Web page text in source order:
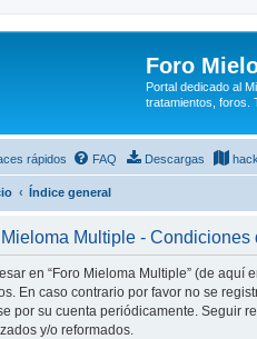
Foro
Portal dedicado al
tratamientos, foros.
rápidos FAQ Descargas
Índice general
Multiple - Condiciones
en “Foro Mieloma Multiple” (de aquí
En caso contrario por favor no se
por su cuenta periódicamente. Seguir
y/o reformados.